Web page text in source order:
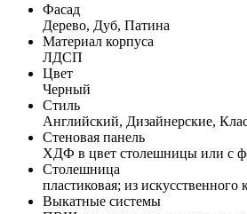
Фасад
Дерево, Дуб, Патина
Материал корпуса
ЛДСП
Цвет
Черный
Стиль
Английский, Дизайнерские,
Стеновая панель
ХДФ в цвет столешницы или с
Столешница
пластиковая; из искусственного
Выкатные системы